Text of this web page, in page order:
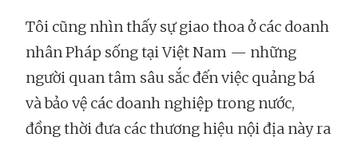
Tôi cũng nhìn thấy sự giao thoa ở các doanh
nhân Pháp sống tại Việt Nam — những
người quan tâm sâu sắc đến việc quảng bá
và bảo vệ các doanh nghiệp trong nước,
đồng thời đưa các thương hiệu nội địa này ra